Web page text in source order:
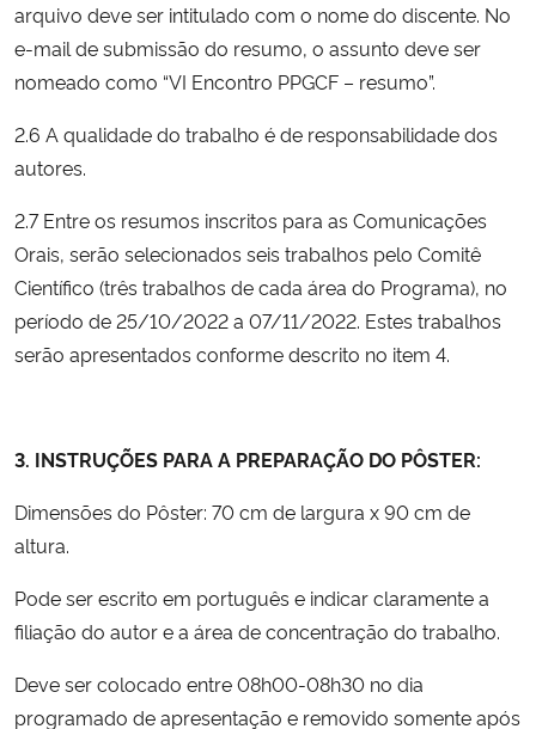
arquivo deve ser intitulado com o nome do discente. No
e-mail de submissão do resumo, o assunto deve ser
nomeado como “VI Encontro PPGCF – resumo”.
2.6 A qualidade do trabalho é de responsabilidade dos
autores.
2.7 Entre os resumos inscritos para as Comunicações
Orais, serão selecionados seis trabalhos pelo Comitê
Científico (três trabalhos de cada área do Programa), no
período de 25/10/2022 a 07/11/2022. Estes trabalhos
serão apresentados conforme descrito no item 4.
3. INSTRUÇÕES PARA A PREPARAÇÃO DO PÔSTER:
Dimensões do Pôster: 70 cm de largura x 90 cm de
altura.
Pode ser escrito em português e indicar claramente a
filiação do autor e a área de concentração do trabalho.
Deve ser colocado entre 08h00-08h30 no dia
programado de apresentação e removido somente após